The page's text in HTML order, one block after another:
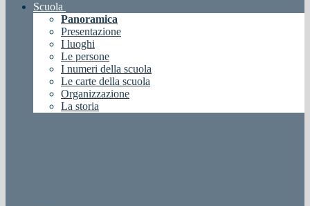
Scuola
Panoramica
Presentazione
I luoghi
Le persone
I numeri della scuola
Le carte della scuola
Organizzazione
La storia